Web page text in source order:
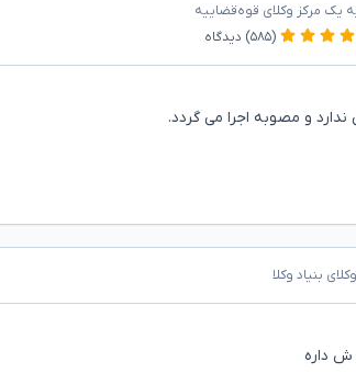
یک مرکز وکلای قوه‌قضاییه
(۵۸۵) دیدگاه
و مصوبه اجرا می گردد.
بنیاد وکلا
ش داره